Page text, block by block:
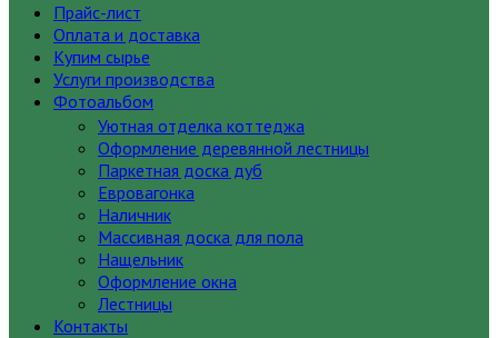
Прайс-лист
Оплата и доставка
Купим сырье
Услуги производства
Фотоальбом
Уютная отделка коттеджа
Оформление деревянной лестницы
Паркетная доска дуб
Евровагонка
Наличник
Массивная доска для пола
Нащельник
Оформление окна
Лестницы
Контакты